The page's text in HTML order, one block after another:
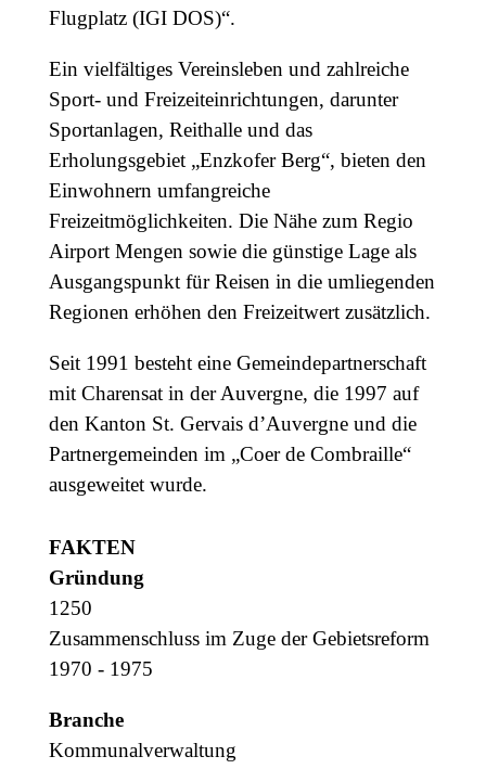
Flugplatz (IGI DOS)“.
Ein vielfältiges Vereinsleben und zahlreiche
Sport- und Freizeiteinrichtungen, darunter
Sportanlagen, Reithalle und das
Erholungsgebiet „Enzkofer Berg“, bieten den
Einwohnern umfangreiche
Freizeitmöglichkeiten. Die Nähe zum Regio
Airport Mengen sowie die günstige Lage als
Ausgangspunkt für Reisen in die umliegenden
Regionen erhöhen den Freizeitwert zusätzlich.
Seit 1991 besteht eine Gemeindepartnerschaft
mit Charensat in der Auvergne, die 1997 auf
den Kanton St. Gervais d’Auvergne und die
Partnergemeinden im „Coer de Combraille“
ausgeweitet wurde.
FAKTEN
Gründung
1250
Zusammenschluss im Zuge der Gebietsreform
1970 - 1975
Branche
Kommunalverwaltung